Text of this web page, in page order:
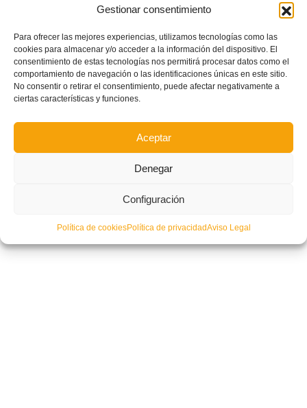
Gestionar consentimiento
Para ofrecer las mejores experiencias, utilizamos tecnologías como las
cookies para almacenar y/o acceder a la información del dispositivo. El
consentimiento de estas tecnologías nos permitirá procesar datos como el
comportamiento de navegación o las identificaciones únicas en este sitio.
No consentir o retirar el consentimiento, puede afectar negativamente a
ciertas características y funciones.
Aceptar
Denegar
Configuración
Política de cookiesPolítica de privacidadAviso Legal
Fin de semana de Campeonatos de España de clubes base de fútbol sala
con amplia representación del futsal de la Comunitat